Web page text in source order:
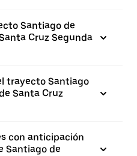
Santiago de
Cruz Segunda
trayecto Santiago
Santa Cruz
con anticipación
Santiago de